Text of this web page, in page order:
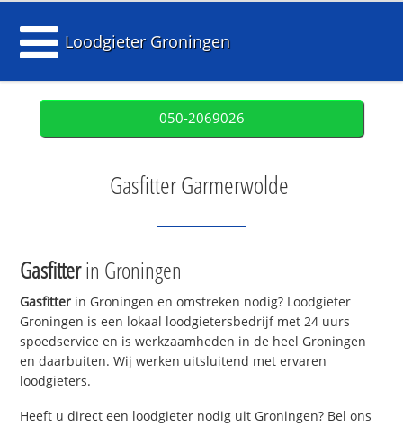
Loodgieter Groningen
050-2069026
Gasfitter Garmerwolde
Gasfitterin Groningen
Gasfitter in Groningen en omstreken nodig? Loodgieter
Groningen is een lokaal loodgietersbedrijf met 24 uurs
spoedservice en is werkzaamheden in de heel Groningen
en daarbuiten. Wij werken uitsluitend met ervaren
loodgieters.
Heeft u direct een loodgieter nodig uit Groningen? Bel ons